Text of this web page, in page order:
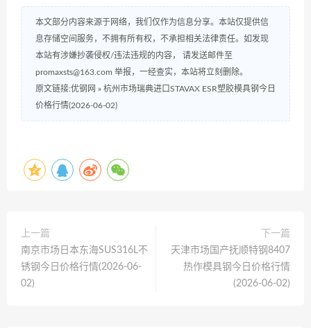
本文部分内容来源于网络，我们仅作为信息分享。本站仅提供信
息存储空间服务，不拥有所有权，不承担相关法律责任。如发现
本站有涉嫌抄袭侵权/违法违规的内容， 请发送邮件至
promaxsts@163.com 举报，一经查实，本站将立刻删除。
原文链接:优钢网 » 杭州市场瑞典进口STAVAX ESR塑胶模具钢今日
价格行情(2026-06-02)
上一篇
南京市场日本东海SUS316L不
锈钢今日价格行情(2026-06-
02)
下一篇
天津市场国产抚顺特钢8407
热作模具钢今日价格行情
(2026-06-02)